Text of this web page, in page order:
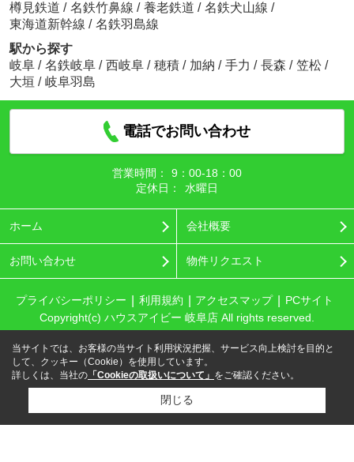
樽見鉄道 / 名鉄竹鼻線 / 養老鉄道 / 名鉄犬山線 /
東海道新幹線 / 名鉄羽島線
駅から探す
岐阜 / 名鉄岐阜 / 西岐阜 / 穂積 / 加納 / 手力 / 長森 / 笠松 /
大垣 / 岐阜羽島
電話でお問い合わせ
営業時間：
9：00‐18：00
定休日：
水曜日
ホーム 会社概要
お問い合わせ 物件リクエスト
プライバシーポリシー 利用規約 アクセスマップ
PCサイト
Copyright(c) ハウスアイビー 岐阜店 All rights reserved.
当サイトでは、お客様の当サイト利用状況把握、サービス向上検討を目的と
して、クッキー（Cookie）を使用しています。
詳しくは、当社の 「Cookieの取扱いについて」 をご確認ください。
閉じる